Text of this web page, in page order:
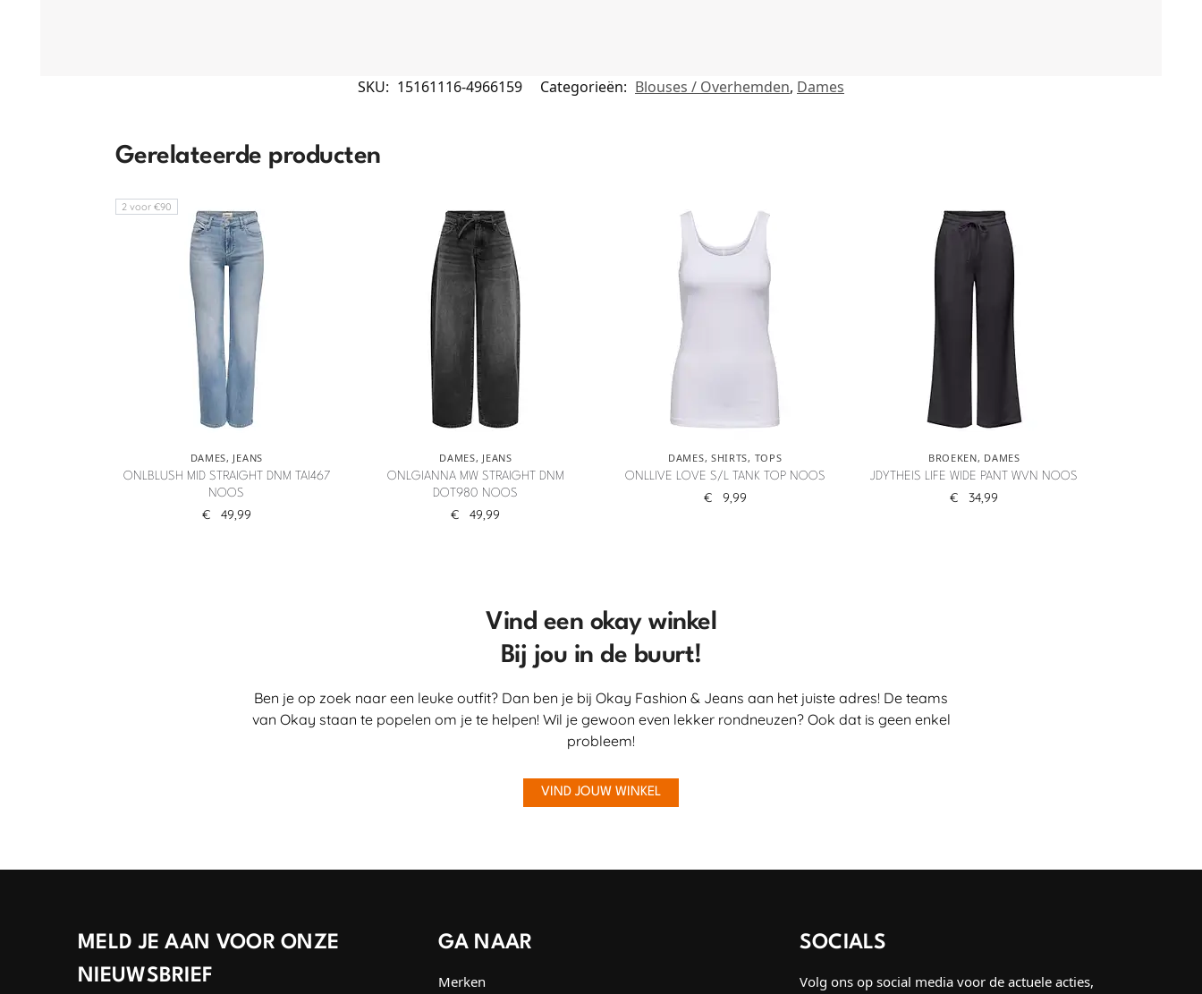
SKU: 15161116-4966159 Categorieën: Blouses / Overhemden, Dames
Gerelateerde producten
2 voor €90
DAMES, JEANS
ONLBLUSH MID STRAIGHT DNM TAI467
NOOS
€ 49,99
DAMES, JEANS
ONLGIANNA MW STRAIGHT DNM
DOT980 NOOS
€ 49,99
DAMES, SHIRTS, TOPS
ONLLIVE LOVE S/L TANK TOP NOOS
€ 9,99
BROEKEN, DAMES
JDYTHEIS LIFE WIDE PANT WVN NOOS
€ 34,99
Vind een okay winkel
Bij jou in de buurt!
Ben je op zoek naar een leuke outfit? Dan ben je bij Okay Fashion & Jeans aan het juiste adres! De teams
van Okay staan te popelen om je te helpen! Wil je gewoon even lekker rondneuzen? Ook dat is geen enkel
probleem!
VIND JOUW WINKEL
MELD JE AAN VOOR ONZE
NIEUWSBRIEF
GA NAAR
Merken
SOCIALS
Volg ons op social media voor de actuele acties,